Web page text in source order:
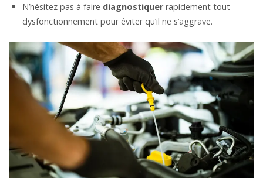
N’hésitez pas à faire diagnostiquer rapidement tout
dysfonctionnement pour éviter qu’il ne s’aggrave.